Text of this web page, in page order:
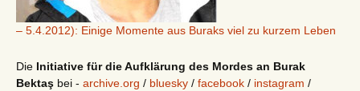
– 5.4.2012): Einige Momente aus Buraks viel zu kurzem Leben
Die Initiative für die Aufklärung des Mordes an Burak
Bektaş bei - archive.org / bluesky / facebook / instagram /